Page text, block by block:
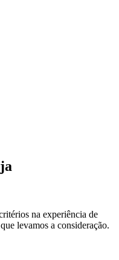
na experiência de
levamos a consideração.